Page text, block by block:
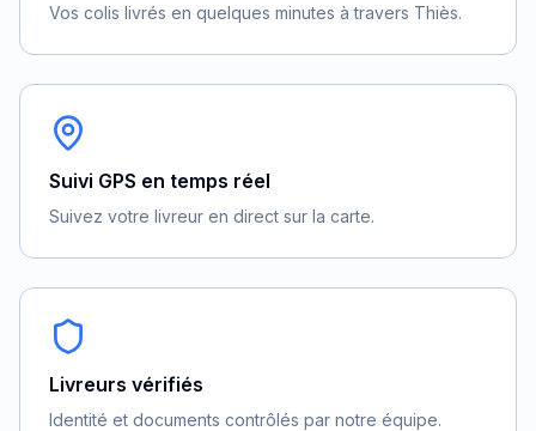
Vos colis livrés en quelques minutes à travers Thiès.
Suivi GPS en temps réel
Suivez votre livreur en direct sur la carte.
Livreurs vérifiés
Identité et documents contrôlés par notre équipe.